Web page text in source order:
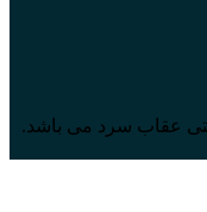
عقاب سرد می باشد.